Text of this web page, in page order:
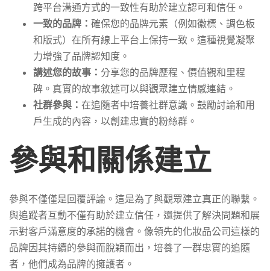
跨平台溝通方式的一致性有助於建立認可和信任。
一致的品牌： 確保您的品牌元素（例如徽標、調色板
和版式）在所有線上平台上保持一致。這種視覺凝聚
力增強了品牌認知度。
講述您的故事： 分享您的品牌歷程、價值觀和里程
碑。真實的故事敘述可以與觀眾建立情感連結。
社群參與： 在追隨者中培養社群意識。鼓勵討論和用
戶生成的內容，以創建忠實的粉絲群。
參與和關係建立
參與不僅僅是回覆評論。這是為了與觀眾建立真正的聯繫。
與追蹤者互動不僅有助於建立信任，還提供了解決問題和展
示對客戶滿意度的承諾的機會。像領先的化妝品公司這樣的
品牌因其持續的參與而脫穎而出，培養了一群忠實的追隨
者，他們成為品牌的擁護者。